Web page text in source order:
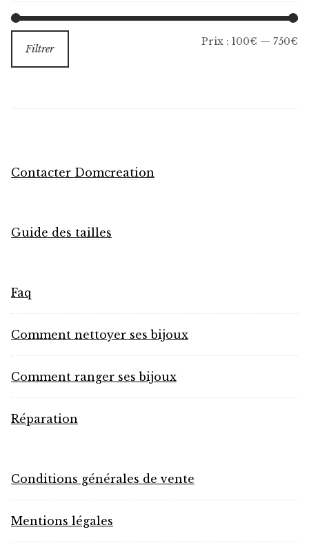
Filtrer
Prix : 100€ — 750€
Contacter Domcreation
Guide des tailles
Faq
Comment nettoyer ses bijoux
Comment ranger ses bijoux
Réparation
Conditions générales de vente
Mentions légales